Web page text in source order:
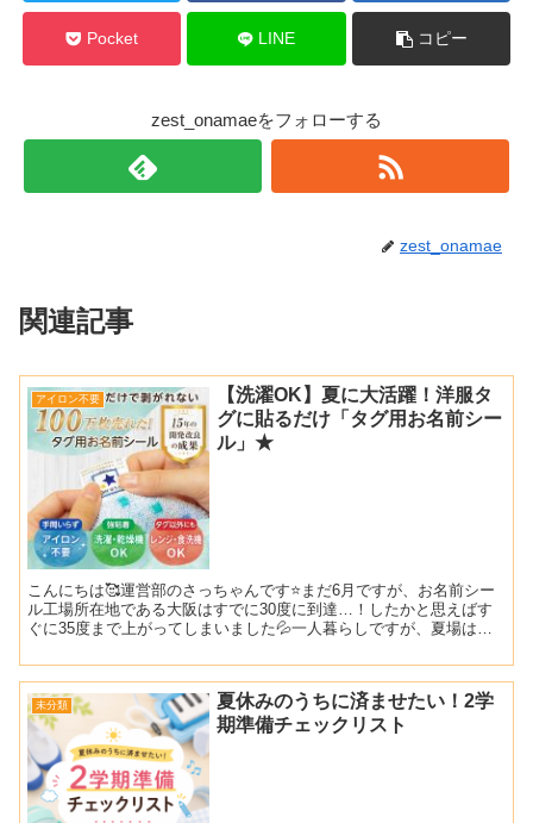
Pocket LINE コピー
zest_onamaeをフォローする
zest_onamae
関連記事
アイロン不要
【洗濯OK】夏に大活躍！洋服タ
グに貼るだけ「タグ用お名前シー
ル」★
こんにちは🥰運営部のさっちゃんです⭐まだ6月ですが、お名前シー
ル工場所在地である大阪はすでに30度に到達…！したかと思えばす
ぐに35度まで上がってしまいました💦一人暮らしですが、夏場は毎
未分類
夏休みのうちに済ませたい！2学
期準備チェックリスト